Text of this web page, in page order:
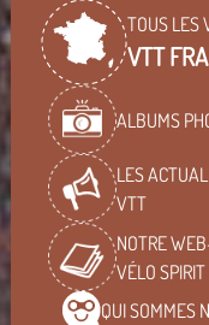
TOUS LES
VTT
ALBUMS
LES
VTT
NOTRE
VÉLO SPIRIT
QUI SOMMES